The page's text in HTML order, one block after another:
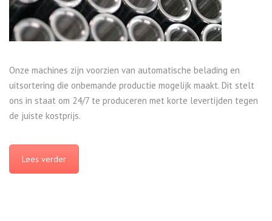
Onze machines zijn voorzien van automatische belading en
uitsortering die onbemande productie mogelijk maakt. Dit stelt
ons in staat om 24/7 te produceren met korte levertijden tegen
de juiste kostprijs.
Lees verder